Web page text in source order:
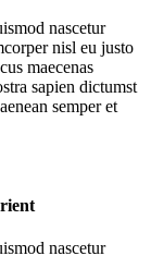
nascetur
nisl eu justo
maecenas
sapien dictumst
semper et
nascetur